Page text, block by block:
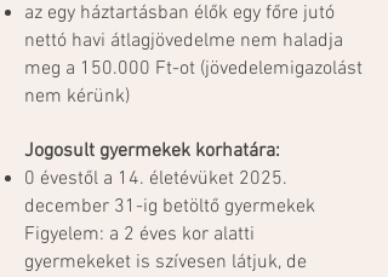
az egy háztartásban élők egy főre jutó
nettó havi átlagjövedelme nem haladja
meg a 150.000 Ft-ot (jövedelemigazolást
nem kérünk)
Jogosult gyermekek korhatára:
0 évestől a 14. életévüket 2025.
december 31-ig betöltő gyermekek
Figyelem: a 2 éves kor alatti
gyermekeket is szívesen látjuk, de